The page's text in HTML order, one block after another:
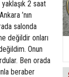
2 saat
’nın
salonda
değildir onları
Onun
Ben orada
beraber